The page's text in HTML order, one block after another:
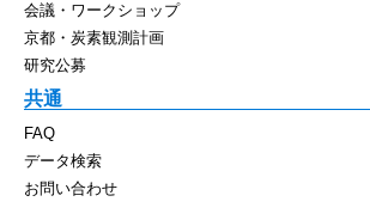
会議・ワークショップ
京都・炭素観測計画
研究公募
共通
FAQ
データ検索
お問い合わせ